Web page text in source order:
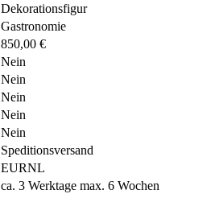
Dekorationsfigur
Gastronomie
850,00 €
Nein
Nein
Nein
Nein
Nein
Speditionsversand
EURNL
ca. 3 Werktage max. 6 Wochen